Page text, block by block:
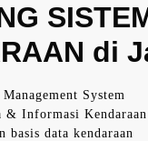
di
System
& Informasi
basis data kendaraan